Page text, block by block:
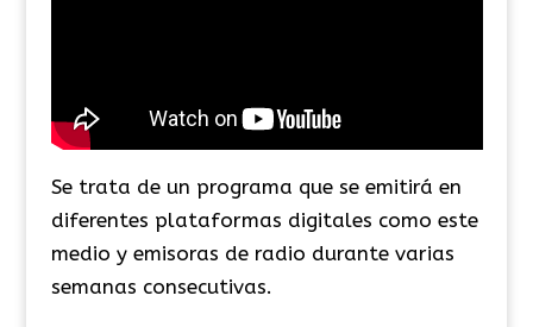
Se trata de un programa que se emitirá en
diferentes plataformas digitales como este
medio y emisoras de radio durante varias
semanas consecutivas.